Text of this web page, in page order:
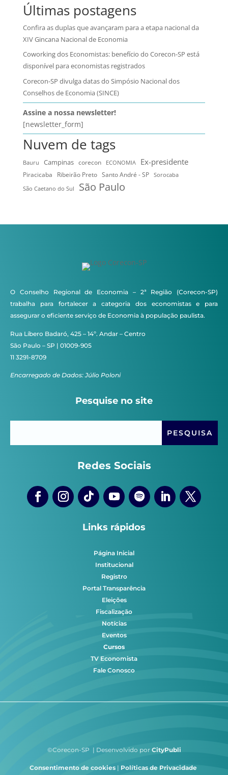
Últimas postagens
Confira as duplas que avançaram para a etapa nacional da
XIV Gincana Nacional de Economia
Coworking dos Economistas: benefício do Corecon-SP está
disponível para economistas registrados
Corecon-SP divulga datas do Simpósio Nacional dos
Conselhos de Economia (SINCE)
Assine a nossa newsletter!
[newsletter_form]
Nuvem de tags
Bauru Campinas corecon ECONOMIA Ex-presidente
Piracicaba Ribeirão Preto Santo André - SP
Sorocaba
São Caetano do Sul
São Paulo
O Conselho Regional de Economia – 2ª Região (Corecon-SP)
trabalha para fortalecer a categoria dos economistas e para
assegurar o eficiente serviço de Economia à população paulista.
Rua Líbero Badaró, 425 – 14º. Andar – Centro
São Paulo – SP | 01009-905
11 3291-8709
Encarregado de Dados: Júlio Poloni
Pesquise no site
Redes Sociais
Links rápidos
Página Inicial
Institucional
Registro
Portal Transparência
Eleições
Fiscalização
Notícias
Eventos
Cursos
TV Economista
Fale Conosco
©Corecon-SP | Desenvolvido por CityPubli
Consentimento de cookies | Políticas de Privacidade